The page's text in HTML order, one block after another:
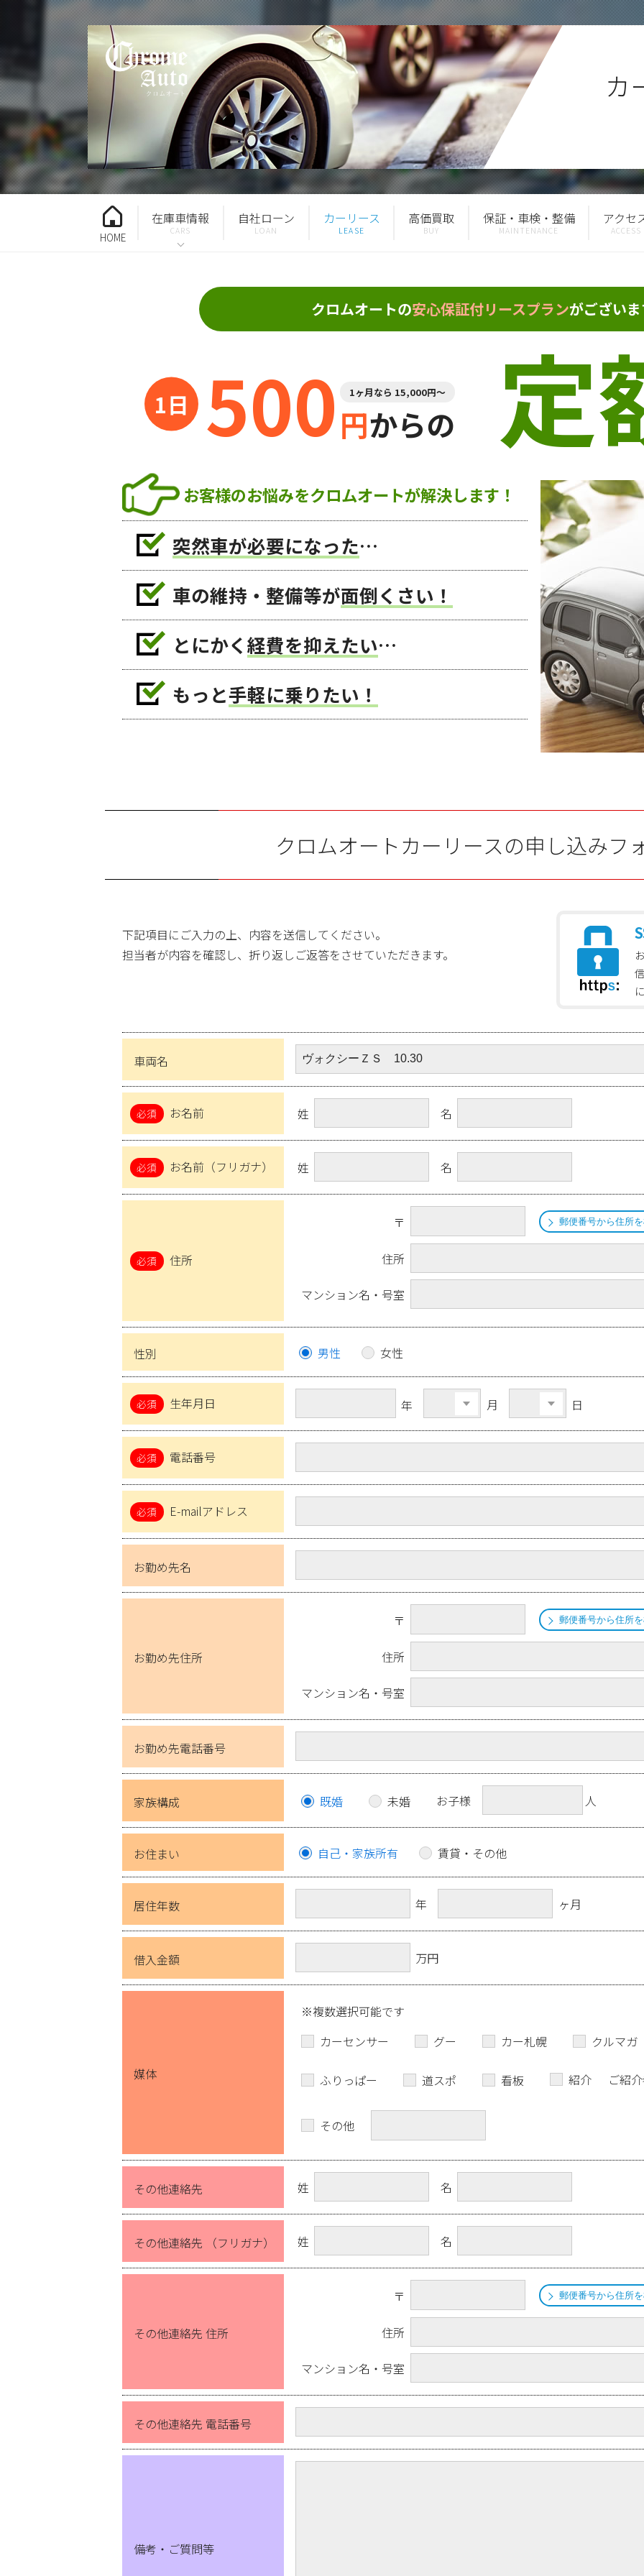
カ
HOME
在庫車情報 自社ローン カーリース 高価買取 保証・車検・整備 アクセ
クロムオートの安心保証付リースプランがござい
500 1ヶ月なら 15,000円～
円からの 定
お客様のお悩みをクロムオートが解決します！
突然車が必要になった…
車の維持・整備等が面倒くさい！
とにかく経費を抑えたい…
もっと手軽に乗りたい！
クロムオートカーリースの申し込みフ
下記項目にご入力の上、内容を送信してください。
担当者が内容を確認し、折り返しご返答をさせていただきます。
車両名
お名前 姓 名
お名前（フリガナ） 姓 名
住所
〒 郵便番号から住所
住所
マンション名・号室
性別 男性 女性
生年月日 年 月 日
電話番号
E-mailアドレス
お勤め先名
お勤め先住所
〒 郵便番号から住所
住所
マンション名・号室
お勤め先電話番号
家族構成 既婚 未婚 お子様 人
お住まい 自己・家族所有 賃貸・その他
居住年数 年 ヶ月
借入金額 万円
媒体
※複数選択可能です
カーセンサー
グー カー札幌 クルマガ
ふりっぱー 道スポ 看板 紹介 ご紹
その他
その他連絡先 姓 名
その他連絡先 （フリガナ） 姓 名
その他連絡先 住所
〒 郵便番号から住所
住所
マンション名・号室
その他連絡先 電話番号
備考・ご質問等